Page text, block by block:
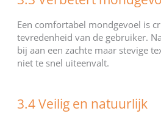
Een comfortabel mondgevoel is
tevredenheid van de gebruiker.
bij aan een zachte maar stevige
niet te snel uiteenvalt.
3.4 Veilig en natuurlijk